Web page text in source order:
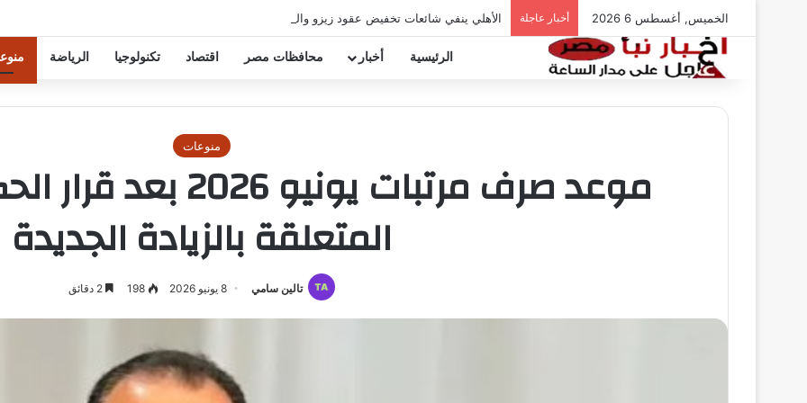
الخميس, أغسطس 6 2026 أخبار عاجلة الأهلي ينفي شائعات تخفيض عقود زيزو والشناوي
الرئيسية أخبار محافظات مصر اقتصاد تكنولوجيا الرياضة
منوعات
موعد صرف مرتبات
المتعلقة بالزيادة الجديدة
تالين سامي 8 يونيو 2026 198